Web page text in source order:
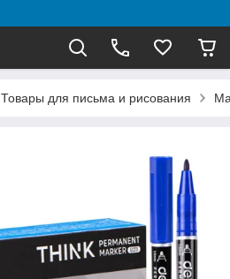
Товары для письма и рисования